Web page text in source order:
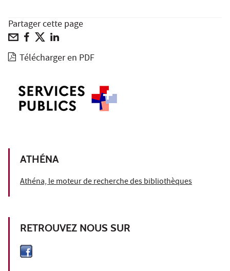
Partager cette page
Télécharger en PDF
ATHÉNA
Athéna, le moteur de recherche des bibliothèques
RETROUVEZ NOUS SUR